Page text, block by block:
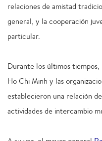
relaciones de amistad
general, y la cooperación
particular.
Durante los últimos tiempos,
Ho Chi Minh y las
establecieron una relación
actividades de intercambio